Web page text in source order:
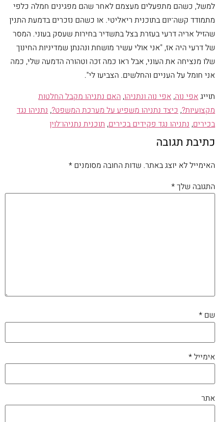
למשל, כשהם מתפעלים מעצמם לאחר שהם מפגינים חמלה כלפי
מתמודד קשה־יום בתוכנית ריאליטי. או כשהם נזכרים בדמעת התנין
שהזיל אריה דרעי בעזרת בצל בתשדיר בחירות שעסק בעוני. המסר
של דרעי היה אז, "אני אולי עשיר מושחת ונהנתן שמדיניות החינוך
שלו מנציחה את העוני, אבל ראו כמה זכה וטהורה הדמעה שלי, כמה
אני חומל על העניים והחלשים. הצביעו לי".
תוייג אפי נוה, אפי נוה ונתניהו, האם נתניהו מקבל החלטות
מקצועיות?, כיצד נתניהו משפיע על מערכת המשפט?, נתניהו נגד
בכירים, נתניהו נגד פקידים בכירים, תוכנית נתניהו־לוין
כתיבת תגובה
האימייל לא יוצג באתר. שדות החובה מסומנים *
התגובה שלך*
שם *
אימייל*
אתר